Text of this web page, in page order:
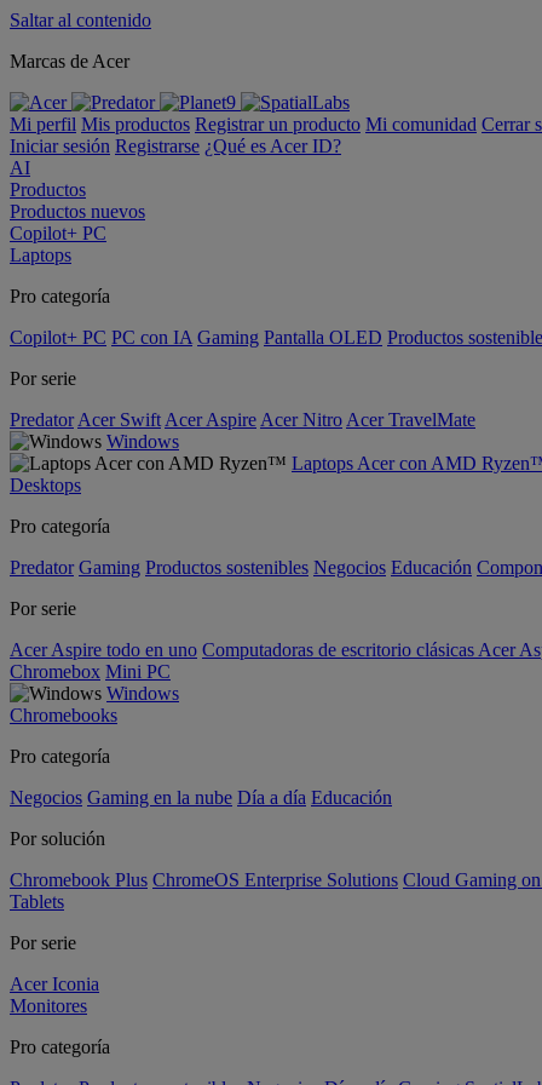
Saltar al contenido
Marcas de Acer
Mi perfil Mis productos Registrar un producto Mi comunidad Cerrar
Iniciar sesión Registrarse ¿Qué es Acer ID?
AI
Productos
Productos nuevos
Copilot+ PC
Laptops
Pro categoría
Copilot+ PC PC con IA Gaming Pantalla OLED Productos
Por serie
Predator Acer Swift Acer Aspire Acer Nitro Acer TravelMate
Windows
Laptops Acer con AMD
Desktops
Pro categoría
Predator Gaming Productos sostenibles Negocios Educación
Por serie
Acer Aspire todo en uno Computadoras de escritorio clásicas Acer
Chromebox Mini PC
Windows
Chromebooks
Pro categoría
Negocios Gaming en la nube Día a día Educación
Por solución
Chromebook Plus ChromeOS Enterprise Solutions Cloud Gaming
Tablets
Por serie
Acer Iconia
Monitores
Pro categoría